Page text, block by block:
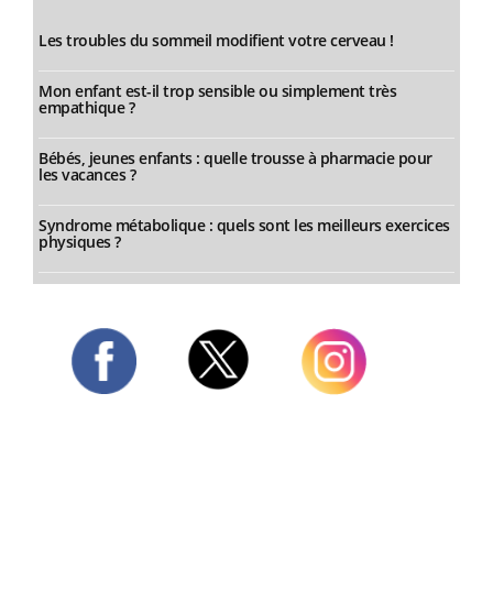
Les troubles du sommeil modifient votre cerveau !
Mon enfant est-il trop sensible ou simplement très
empathique ?
Bébés, jeunes enfants : quelle trousse à pharmacie pour
les vacances ?
Syndrome métabolique : quels sont les meilleurs exercices
physiques ?